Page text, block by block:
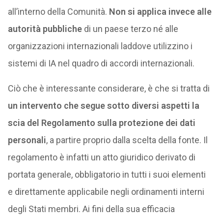
all’interno della Comunità. Non si applica invece alle
autorità pubblichedi un paese terzo né alle
organizzazioni internazionali laddove utilizzino i
sistemi di IA nel quadro di accordi internazionali.
Ciò che è interessante considerare, è che si tratta di
un intervento che segue sotto diversi aspetti la
scia del Regolamento sulla protezione dei dati
personali, a partire proprio dalla scelta della fonte. Il
regolamento è infatti un atto giuridico derivato di
portata generale, obbligatorio in tutti i suoi elementi
e direttamente applicabile negli ordinamenti interni
degli Stati membri. Ai fini della sua efficacia